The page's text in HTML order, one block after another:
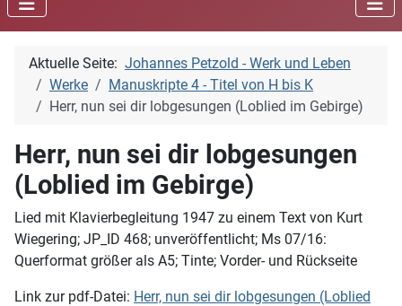
Aktuelle Seite: Johannes Petzold - Werk und Leben
Werke
Manuskripte 4 - Titel von H bis K
Herr, nun sei dir lobgesungen (Loblied im Gebirge)
Herr, nun sei dir lobgesungen
(Loblied im Gebirge)
Lied mit Klavierbegleitung 1947 zu einem Text von Kurt
Wiegering; JP_ID 468; unveröffentlicht; Ms 07/16:
Querformat größer als A5; Tinte; Vorder- und Rückseite
Link zur pdf-Datei: Herr, nun sei dir lobgesungen (Loblied